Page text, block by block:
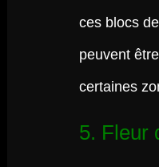
ces blocs
peuvent
certaines
5. Fleur